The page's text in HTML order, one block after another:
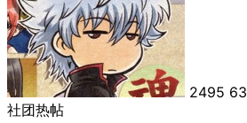
2495 63
社团热帖